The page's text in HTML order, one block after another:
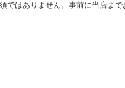
ではありません。事前に当店ま